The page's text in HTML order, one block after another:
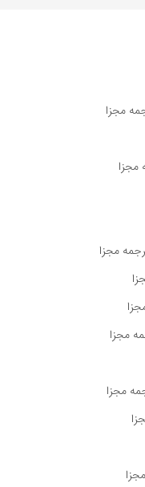
مجزا
مجزا
مجزا
مجزا
مجزا